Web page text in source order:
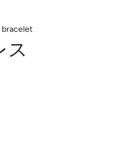
bracelet
ス